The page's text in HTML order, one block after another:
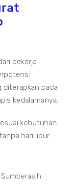
pekerja
diterapkan pada
kedalamanya.
kebutuhan
hari libur.